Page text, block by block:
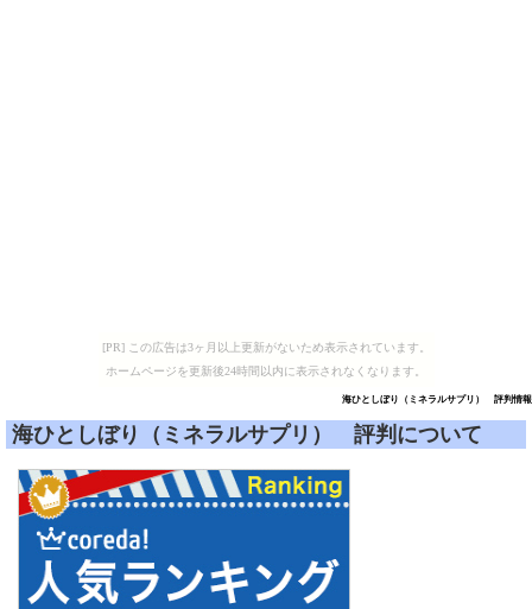
[PR] この広告は3ヶ月以上更新がないため表示されています。
ホームページを更新後24時間以内に表示されなくなります。
海ひとしぼり（ミネラルサプリ） 評判情報
海ひとしぼり（ミネラルサプリ） 評判について